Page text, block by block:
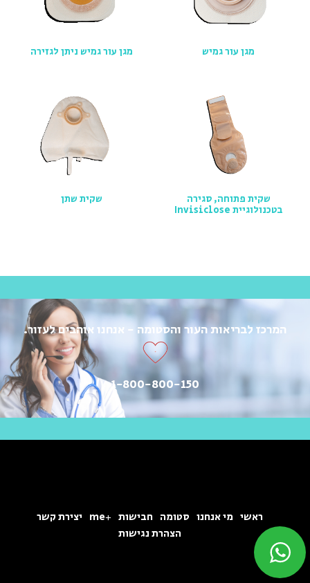
מגן עור גמיש מגן עור גמיש ניתן לגזירה
שקית פתוחה, סגירה
בטכנולוגיית Invisiclose
שקית שתן
המרכז לבריאות העור והסטומה - אנחנו אוהבים לעזור.
1-800-800-150
ראשי מי אנחנו סטומה חבישות +me
יצירת קשר
הצהרת נגישות